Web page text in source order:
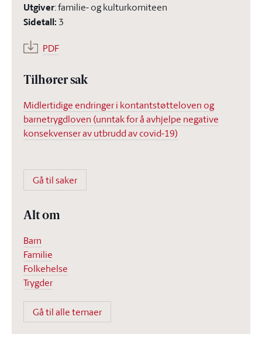
Utgiver:familie- og kulturkomiteen
Sidetall: 3
PDF
Tilhører sak
Midlertidige endringer i kontantstøtteloven og
barnetrygdloven (unntak for å avhjelpe negative
konsekvenser av utbrudd av covid-19)
Gå til saker
Alt om
Barn
Familie
Folkehelse
Trygder
Gå til alle temaer